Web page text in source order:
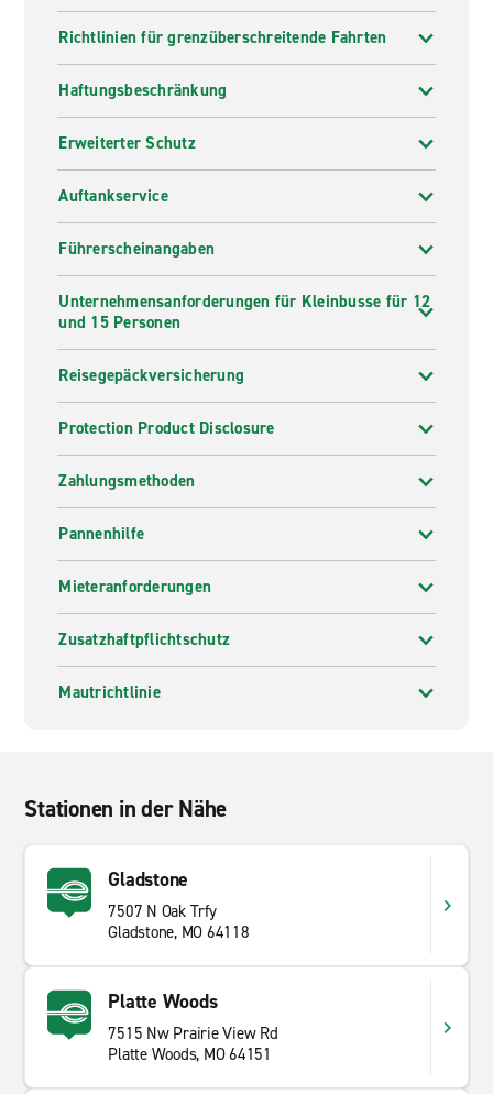
Richtlinien für grenzüberschreitende Fahrten
Haftungsbeschränkung
Erweiterter Schutz
Auftankservice
Führerscheinangaben
Unternehmensanforderungen für Kleinbusse für 12
und 15 Personen
Reisegepäckversicherung
Protection Product Disclosure
Zahlungsmethoden
Pannenhilfe
Mieteranforderungen
Zusatzhaftpflichtschutz
Mautrichtlinie
Stationen in der Nähe
Gladstone
7507 N Oak Trfy
Gladstone, MO 64118
Platte Woods
7515 Nw Prairie View Rd
Platte Woods, MO 64151